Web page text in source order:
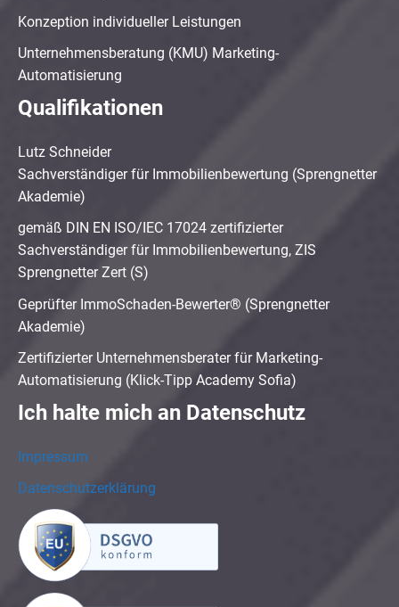
Konzeption individueller Leistungen
Unternehmensberatung (KMU) Marketing-
Automatisierung
Qualifikationen
Lutz Schneider
Sachverständiger für Immobilienbewertung (Sprengnetter
Akademie)
gemäß DIN EN ISO/IEC 17024 zertifizierter
Sachverständiger für Immobilienbewertung, ZIS
Sprengnetter Zert (S)
Geprüfter ImmoSchaden-Bewerter® (Sprengnetter
Akademie)
Zertifizierter Unternehmensberater für Marketing-
Automatisierung (Klick-Tipp Academy Sofia)
Ich halte mich an Datenschutz
Impressum
Datenschutzerklärung